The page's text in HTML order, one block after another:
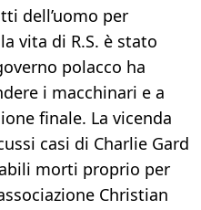
dell’uomo per
vita di R.S. è stato
polacco ha
i macchinari e a
finale. La vicenda
casi di Charlie Gard
morti proprio per
Christian